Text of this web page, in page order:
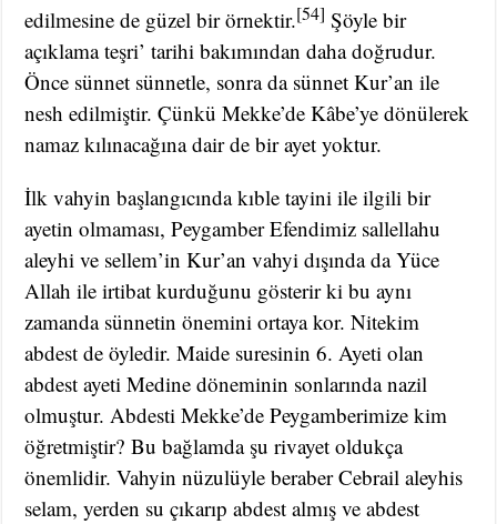
edilmesine de güzel bir örnektir.[54] Şöyle bir
açıklama teşri’ tarihi bakımından daha doğrudur.
Önce sünnet sünnetle, sonra da sünnet Kur’an ile
nesh edilmiştir. Çünkü Mekke’de Kâbe’ye dönülerek
namaz kılınacağına dair de bir ayet yoktur.
İlk vahyin başlangıcında kıble tayini ile ilgili bir
ayetin olmaması, Peygamber Efendimiz sallellahu
aleyhi ve sellem’in Kur’an vahyi dışında da Yüce
Allah ile irtibat kurduğunu gösterir ki bu aynı
zamanda sünnetin önemini ortaya kor. Nitekim
abdest de öyledir. Maide suresinin 6. Ayeti olan
abdest ayeti Medine döneminin sonlarında nazil
olmuştur. Abdesti Mekke’de Peygamberimize kim
öğretmiştir? Bu bağlamda şu rivayet oldukça
önemlidir. Vahyin nüzulüyle beraber Cebrail aleyhis
selam, yerden su çıkarıp abdest almış ve abdest